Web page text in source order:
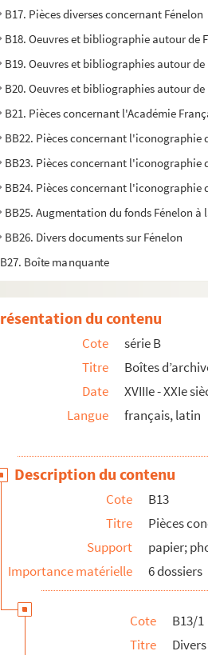
B17. Pièces diverses concernant Fénelon
B18. Oeuvres et bibliographie autour de
B19. Oeuvres et bibliographies autour
B20. Oeuvres et bibliographies autour
B21. Pièces concernant l'Académie
BB22. Pièces concernant l'iconographie
BB23. Pièces concernant l'iconographie
BB24. Pièces concernant l'iconographie
BB25. Augmentation du fonds Fénelon
BB26. Divers documents sur Fénelon
Boîte manquante
C. Portraits gravés de Fénelon
D. Bibliothèque d’imprimés fénelonniens
du contenu
Cote
série B
Titre
Boîtes
Date
XVIIIe - XXIe
Langue
français, latin
Description du contenu
Cote
B13
Titre
Pièces
Support
papier;
Importance matérielle
6 dossiers
Cote
B13/1
Titre